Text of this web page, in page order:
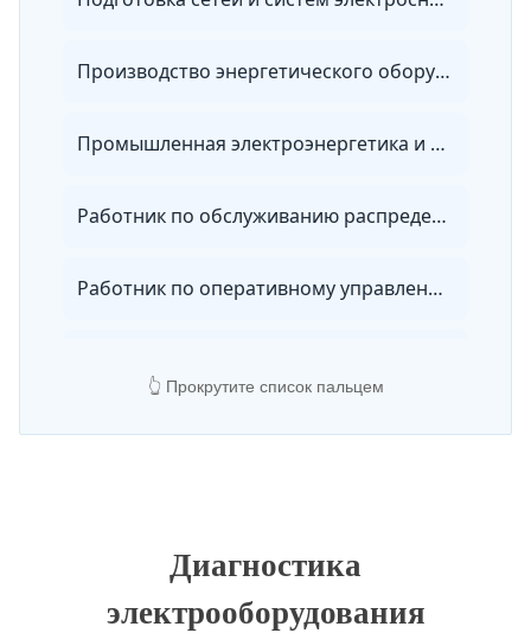
Производство энергетического оборудования
Промышленная электроэнергетика и теплоэнергетика
Работник по обслуживанию распределительных сетей 0,4 &#8212; 20 кВ
Работник по оперативному управлению малыми гидроэлектростанциями
Работник по проектированию интеллектуальных систем управления в электроэнергетике
Реализации электрической энергии
👆 Прокрутите список пальцем
Диагностика
электрооборудования